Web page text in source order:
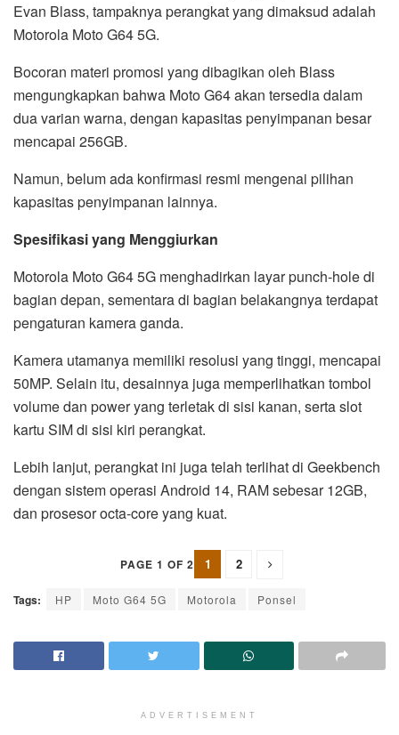
Evan Blass, tampaknya perangkat yang dimaksud adalah
Motorola Moto G64 5G.
Bocoran materi promosi yang dibagikan oleh Blass
mengungkapkan bahwa Moto G64 akan tersedia dalam
dua varian warna, dengan kapasitas penyimpanan besar
mencapai 256GB.
Namun, belum ada konfirmasi resmi mengenai pilihan
kapasitas penyimpanan lainnya.
Spesifikasi yang Menggiurkan
Motorola Moto G64 5G menghadirkan layar punch-hole di
bagian depan, sementara di bagian belakangnya terdapat
pengaturan kamera ganda.
Kamera utamanya memiliki resolusi yang tinggi, mencapai
50MP. Selain itu, desainnya juga memperlihatkan tombol
volume dan power yang terletak di sisi kanan, serta slot
kartu SIM di sisi kiri perangkat.
Lebih lanjut, perangkat ini juga telah terlihat di Geekbench
dengan sistem operasi Android 14, RAM sebesar 12GB,
dan prosesor octa-core yang kuat.
PAGE 1 OF 2 1 2
Tags: HP Moto G64 5G Motorola Ponsel
ADVERTISEMENT